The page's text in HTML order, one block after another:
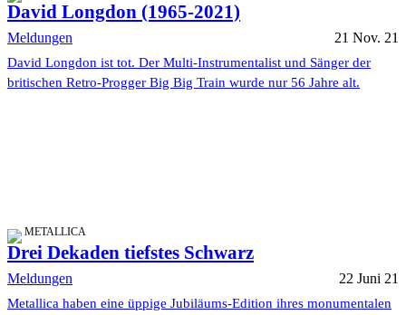
David Longdon (1965-2021)
Meldungen 21 Nov. 21
David Longdon ist tot. Der Multi-Instrumentalist und Sänger der
britischen Retro-Progger Big Big Train wurde nur 56 Jahre alt.
METALLICA
Drei Dekaden tiefstes Schwarz
Meldungen 22 Juni 21
Metallica haben eine üppige Jubiläums-Edition ihres monumentalen